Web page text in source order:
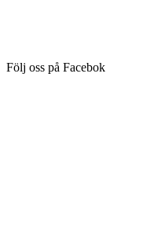
Följ oss på Facebok